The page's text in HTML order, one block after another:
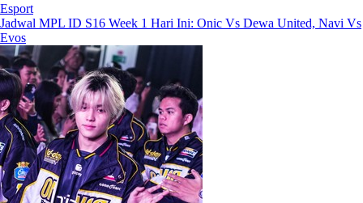
Esport
Jadwal MPL ID S16 Week 1 Hari Ini: Onic Vs Dewa United, Navi Vs
Evos